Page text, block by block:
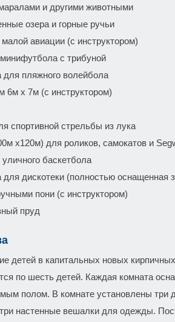
и другими животными
озера и горные ручьи
авиации (с инструктором)
с трибуной
пляжного волейбола
6м х 7м (с инструктором)
спортивной стрельбы из лука
х120м) для роликов, самокатов и
баскетбола
дискотеки (полностью оснащенная
пони (с инструктором)
пруд
детей в капитальных новых
по шесть детей. Каждая комната
полом. В комнате установлены
настенные вешалки для одежды.